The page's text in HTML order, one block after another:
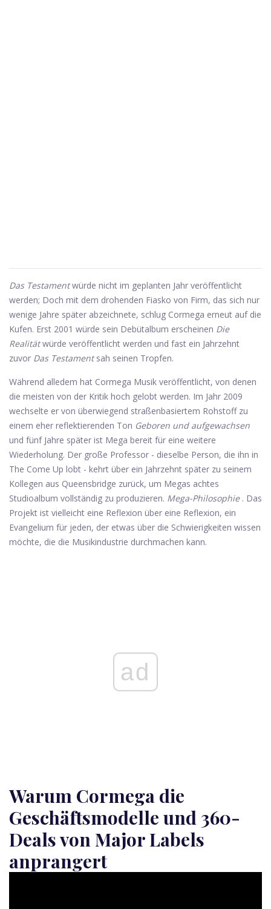
Das Testamentwürde nicht im geplanten Jahr veröffentlicht
werden; Doch mit dem drohenden Fiasko von Firm, das sich nur
wenige Jahre später abzeichnete, schlug Cormega erneut auf die
Kufen. Erst 2001 würde sein Debütalbum erscheinen Die
Realitätwürde veröffentlicht werden und fast ein Jahrzehnt
zuvor Das Testamentsah seinen Tropfen.
Während alledem hat Cormega Musik veröffentlicht, von denen
die meisten von der Kritik hoch gelobt werden. Im Jahr 2009
wechselte er von überwiegend straßenbasiertem Rohstoff zu
einem eher reflektierenden Ton Geboren und aufgewachsen
und fünf Jahre später ist Mega bereit für eine weitere
Wiederholung. Der große Professor - dieselbe Person, die ihn in
The Come Up lobt - kehrt über ein Jahrzehnt später zu seinem
Kollegen aus Queensbridge zurück, um Megas achtes
Studioalbum vollständig zu produzieren. Mega-Philosophie. Das
Projekt ist vielleicht eine Reflexion über eine Reflexion, ein
Evangelium für jeden, der etwas über die Schwierigkeiten wissen
möchte, die die Musikindustrie durchmachen kann.
ad
Warum Cormega die
Geschäftsmodelle und 360-
Deals von Major Labels
anprangert